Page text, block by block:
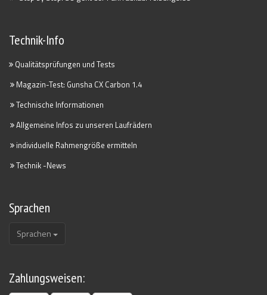
Technik-Info
Qualitätsprüfungen und Tests
Magazin-Test: Gunsha CX Carbon 1.4
Technische Informationen
Allgemeine Infos zu unseren Laufrädern
individuelle Rahmengröße ermitteln
Technik -News
Sprachen
Sprachen
Zahlungsweisen: